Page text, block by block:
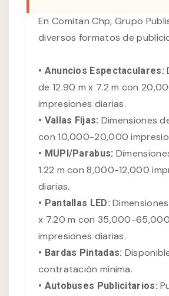
En Comitan Chp, Grupo
diversos formatos de
• Anuncios Espectaculares:
de 12.90 m x 7.2 m con
impresiones diarias.
• Vallas Fijas: Dimensiones
con 10,000-20,000
• MUPI/Parabus:
1.22 m con 8,000-12,000
diarias.
• Pantallas LED:
x 7.20 m con 35,000-65,000
impresiones diarias.
• Bardas Pintadas:
contratación mínima.
• Autobuses Publicitarios: